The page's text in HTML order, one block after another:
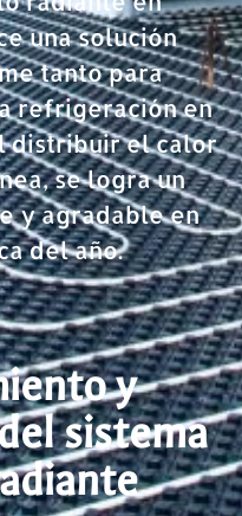
una solución
tanto para
refrigeración en
distribuir el calor
se logra un
y agradable en
del año.
y
sistema